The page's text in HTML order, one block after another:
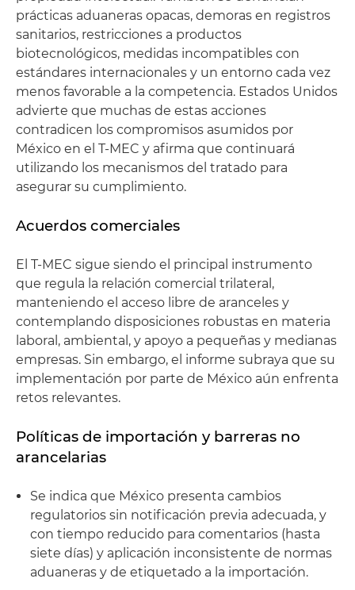
prácticas aduaneras opacas, demoras en registros
sanitarios, restricciones a productos
biotecnológicos, medidas incompatibles con
estándares internacionales y un entorno cada vez
menos favorable a la competencia. Estados Unidos
advierte que muchas de estas acciones
contradicen los compromisos asumidos por
México en el T-MEC y afirma que continuará
utilizando los mecanismos del tratado para
asegurar su cumplimiento.
Acuerdos comerciales
El T-MEC sigue siendo el principal instrumento
que regula la relación comercial trilateral,
manteniendo el acceso libre de aranceles y
contemplando disposiciones robustas en materia
laboral, ambiental, y apoyo a pequeñas y medianas
empresas. Sin embargo, el informe subraya que su
implementación por parte de México aún enfrenta
retos relevantes.
Políticas de importación y barreras no
arancelarias
Se indica que México presenta cambios
regulatorios sin notificación previa adecuada, y
con tiempo reducido para comentarios (hasta
siete días) y aplicación inconsistente de normas
aduaneras y de etiquetado a la importación.